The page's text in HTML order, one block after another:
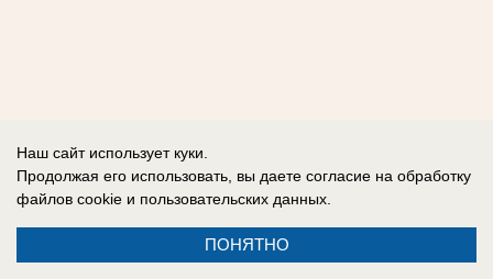
Наш сайт использует куки.
Продолжая его использовать, вы даете согласие на обработку
файлов cookie и пользовательских данных.
ПОНЯТНО